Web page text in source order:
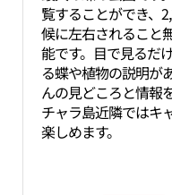
覧することができ、
候に左右されること
能です。目で見るだ
る蝶や植物の説明が
んの見どころと情報
チャラ島近隣ではキ
楽しめます。